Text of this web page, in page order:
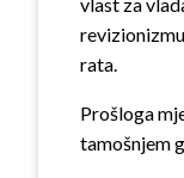
rata.
Prošloga
tamošnjem